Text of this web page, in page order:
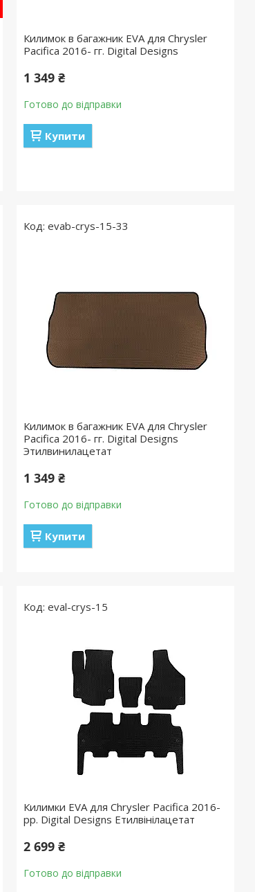
Килимок в багажник EVA для Chrysler
Pacifica 2016- гг. Digital Designs
1 349 ₴
Готово до відправки
Купити
evab-crys-15-33
Килимок в багажник EVA для Chrysler
Pacifica 2016- гг. Digital Designs
Этилвинилацетат
1 349 ₴
Готово до відправки
Купити
eval-crys-15
Килимки EVA для Chrysler Pacifica 2016-
рр. Digital Designs Етилвінілацетат
2 699 ₴
Готово до відправки